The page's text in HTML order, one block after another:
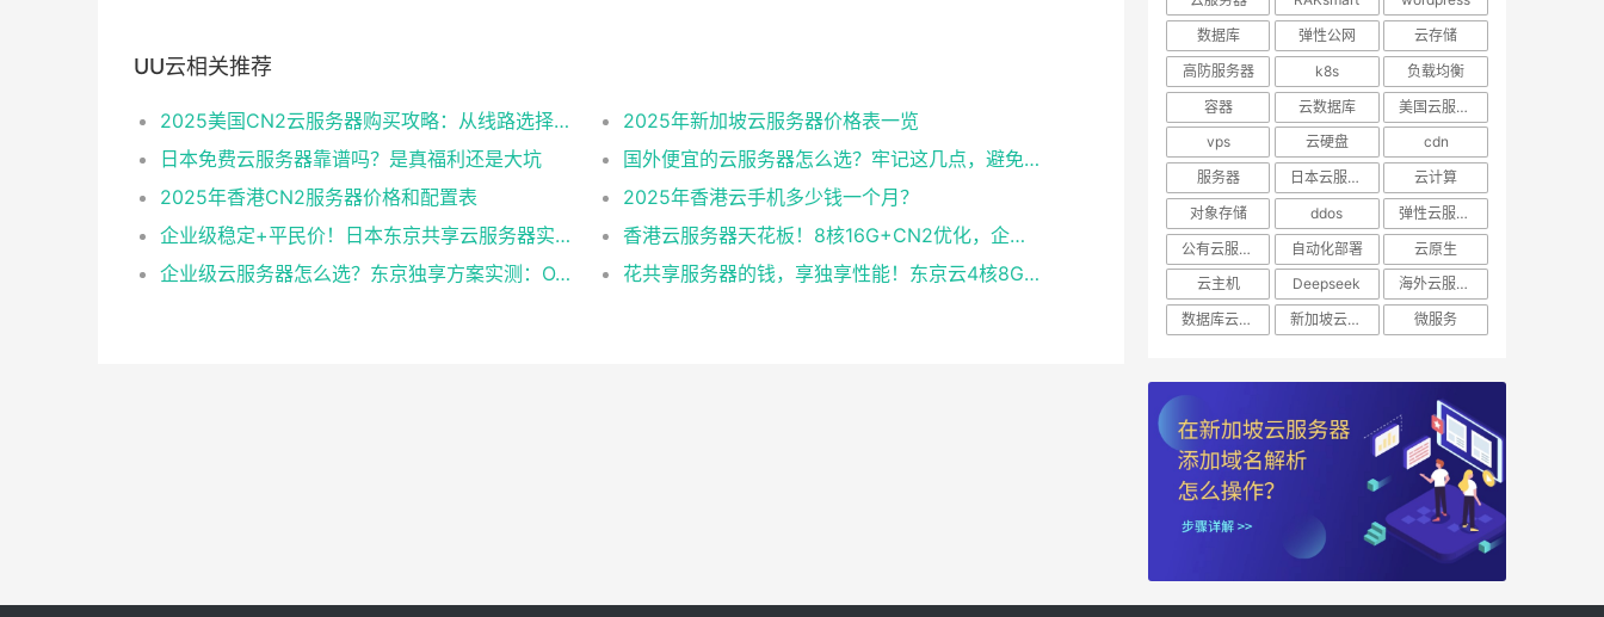
UU云相关推荐
2025美国CN2云服务器购买攻略：从线路选择到实操最全指南
2025年新加坡云服务器价格表一览
日本免费云服务器靠谱吗？是真福利还是大坑
国外便宜的云服务器怎么选？牢记这几点，避免踩坑
2025年香港CN2服务器价格和配置表
2025年香港云手机多少钱一个月？
企业级稳定+平民价！日本东京共享云服务器实测：CentOS 7.9系统+资源隔离，稳定性达99.99%
香港云服务器天花板！8核16G+CN2优化，企业级数据安全+毫秒级延迟双保险！
企业级云服务器怎么选？东京独享方案实测：OA系统响应提速40%，成本降65%
花共享服务器的钱，享独享性能！东京云4核8G+10M带宽降价来袭
数据库
弹性公网
云存储
高防服务器
k8s
负载均衡
容器
云数据库
美国云服务器
vps
云硬盘
cdn
服务器
日本云服务器
云计算
对象存储
ddos
弹性云服务器
公有云服务器
自动化部署
云原生
云主机
Deepseek
海外云服务器
数据库云托管
新加坡云服务器 微服务